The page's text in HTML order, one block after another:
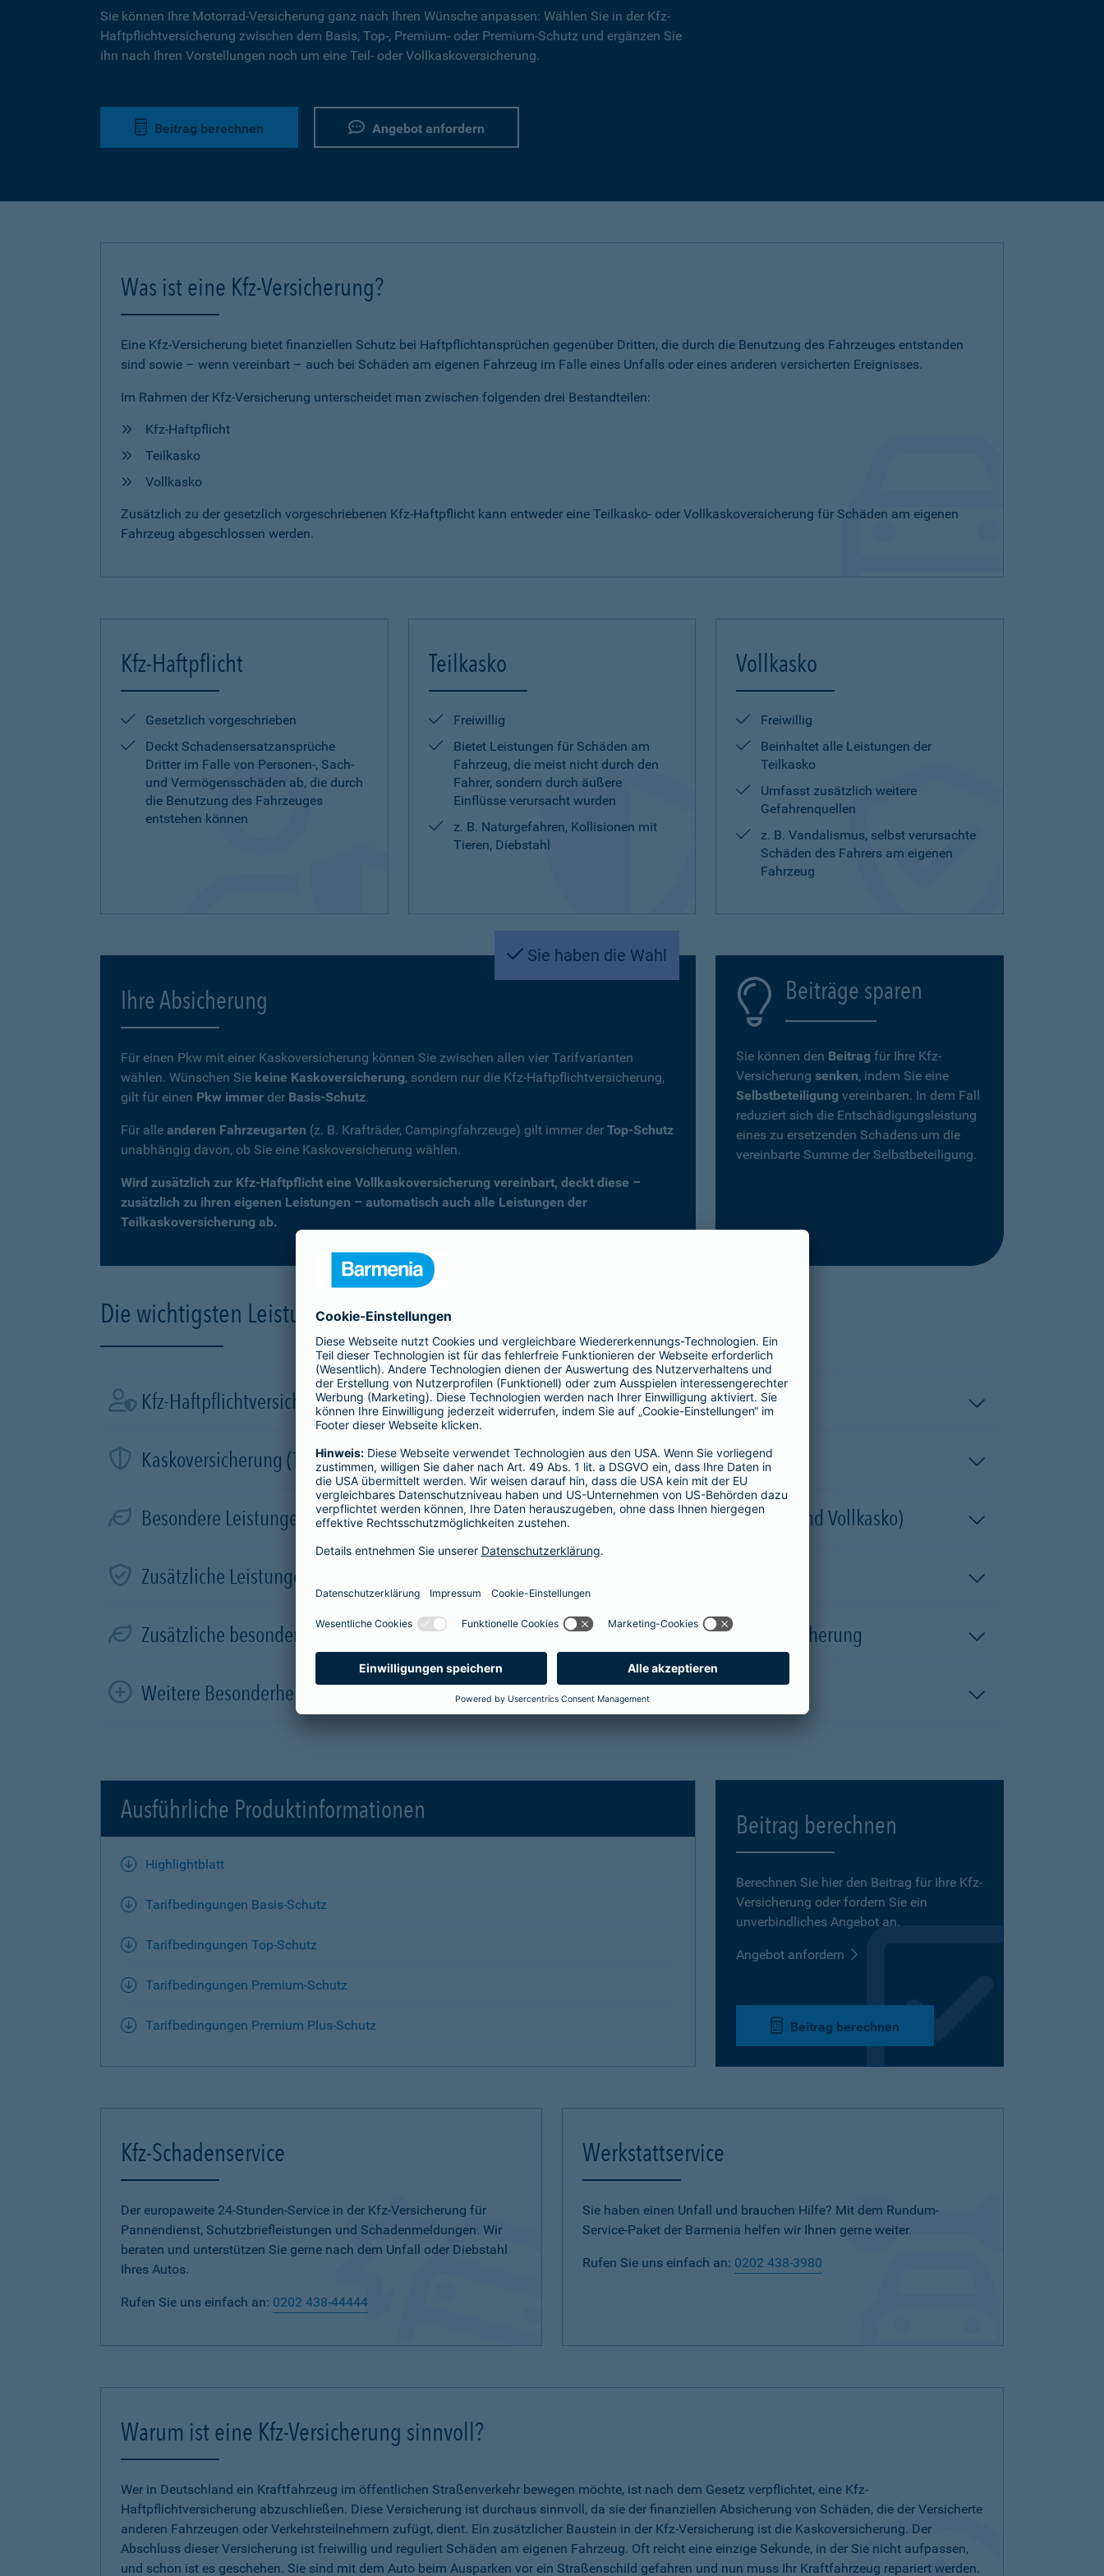
Sie können Ihre Motorrad-Versicherung ganz nach Ihren Wünsche anpassen: Wählen Sie in der Kfz-
Haftpflichtversicherung zwischen dem Basis, Top-, Premium- oder Premium-Schutz und ergänzen Sie
ihn nach Ihren Vorstellungen noch um eine Teil- oder Vollkaskoversicherung.
Beitrag berechnen Angebot anfordern
Was ist eine Kfz-Versicherung?
Eine Kfz-Versicherung bietet finanziellen Schutz bei Haftpflichtansprüchen gegenüber Dritten, die durch die Benutzung des Fahrzeuges entstanden
sind sowie – wenn vereinbart – auch bei Schäden am eigenen Fahrzeug im Falle eines Unfalls oder eines anderen versicherten Ereignisses.
Im Rahmen der Kfz-Versicherung unterscheidet man zwischen folgenden drei Bestandteilen:
Kfz-Haftpflicht
Teilkasko
Vollkasko
Zusätzlich zu der gesetzlich vorgeschriebenen Kfz-Haftpflicht kann entweder eine Teilkasko- oder Vollkaskoversicherung für Schäden am eigenen
Fahrzeug abgeschlossen werden.
Kfz-Haftpflicht
Gesetzlich vorgeschrieben
Deckt Schadensersatzansprüche
Dritter im Falle von Personen-, Sach-
und Vermögensschäden ab, die durch
die Benutzung des Fahrzeuges
entstehen können
Teilkasko
Freiwillig
Bietet Leistungen für Schäden am
Fahrzeug, die meist nicht durch den
Fahrer, sondern durch äußere
Einflüsse verursacht wurden
z. B. Naturgefahren, Kollisionen mit
Tieren, Diebstahl
Vollkasko
Freiwillig
Beinhaltet alle Leistungen der
Teilkasko
Umfasst zusätzlich weitere
Gefahrenquellen
z. B. Vandalismus, selbst verursachte
Schäden des Fahrers am eigenen
Fahrzeug
Sie haben die Wahl
Ihre Absicherung
Für einen Pkw mit einer Kaskoversicherung können Sie zwischen allen vier Tarifvarianten
wählen. Wünschen Sie keine Kaskoversicherung, sondern nur die Kfz-Haftpflichtversicherung,
gilt für einen Pkw immer der Basis-Schutz.
Für alle anderen Fahrzeugarten (z. B. Krafträder, Campingfahrzeuge) gilt immer der Top-Schutz
unabhängig davon, ob Sie eine Kaskoversicherung wählen.
Wird zusätzlich zur Kfz-Haftpflicht eine Vollkaskoversicherung vereinbart, deckt diese –
zusätzlich zu ihren eigenen Leistungen – automatisch auch alle Leistungen der
Teilkaskoversicherung ab.
Beiträge sparen
Sie können den Beitrag für Ihre Kfz-
Versicherung senken, indem Sie eine
Selbstbeteiligung vereinbaren. In dem Fall
reduziert sich die Entschädigungsleistung
eines zu ersetzenden Schadens um die
vereinbarte Summe der Selbstbeteiligung.
Die wichtigsten Leistungen der Kfz-Versicherung im Überblick
Kfz-Haftpflichtversicherung
Kaskoversicherung (Teil- und Vollkasko)
Besondere Leistungen für Elektro- und Hybridfahrzeuge in der Kaskoversicherung (Teil- und Vollkasko)
Zusätzliche Leistungen in der Vollkaskoversicherung
Zusätzliche besondere Leistungen für Elektro- und Hybridfahrzeuge in der Vollkaskoversicherung
Weitere Besonderheiten
Ausführliche Produktinformationen
Highlightblatt
Tarifbedingungen Basis-Schutz
Tarifbedingungen Top-Schutz
Tarifbedingungen Premium-Schutz
Tarifbedingungen Premium Plus-Schutz
Beitrag berechnen
Berechnen Sie hier den Beitrag für Ihre Kfz-
Versicherung oder fordern Sie ein
unverbindliches Angebot an.
Angebot anfordern
Beitrag berechnen
Kfz-Schadenservice
Der europaweite 24-Stunden-Service in der Kfz-Versicherung für
Pannendienst, Schutzbriefleistungen und Schadenmeldungen. Wir
beraten und unterstützen Sie gerne nach dem Unfall oder Diebstahl
Ihres Autos.
Rufen Sie uns einfach an: 0202 438-44444
Werkstattservice
Sie haben einen Unfall und brauchen Hilfe? Mit dem Rundum-
Service-Paket der Barmenia helfen wir Ihnen gerne weiter.
Rufen Sie uns einfach an: 0202 438-3980
Warum ist eine Kfz-Versicherung sinnvoll?
Wer in Deutschland ein Kraftfahrzeug im öffentlichen Straßenverkehr bewegen möchte, ist nach dem Gesetz verpflichtet, eine Kfz-
Haftpflichtversicherung abzuschließen. Diese Versicherung ist durchaus sinnvoll, da sie der finanziellen Absicherung von Schäden, die der Versicherte
anderen Fahrzeugen oder Verkehrsteilnehmern zufügt, dient. Ein zusätzlicher Baustein in der Kfz-Versicherung ist die Kaskoversicherung. Der
Abschluss dieser Versicherung ist freiwillig und reguliert Schäden am eigenen Fahrzeug. Oft reicht eine einzige Sekunde, in der Sie nicht aufpassen,
und schon ist es geschehen. Sie sind mit dem Auto beim Ausparken vor ein Straßenschild gefahren und nun muss Ihr Kraftfahrzeug repariert werden.